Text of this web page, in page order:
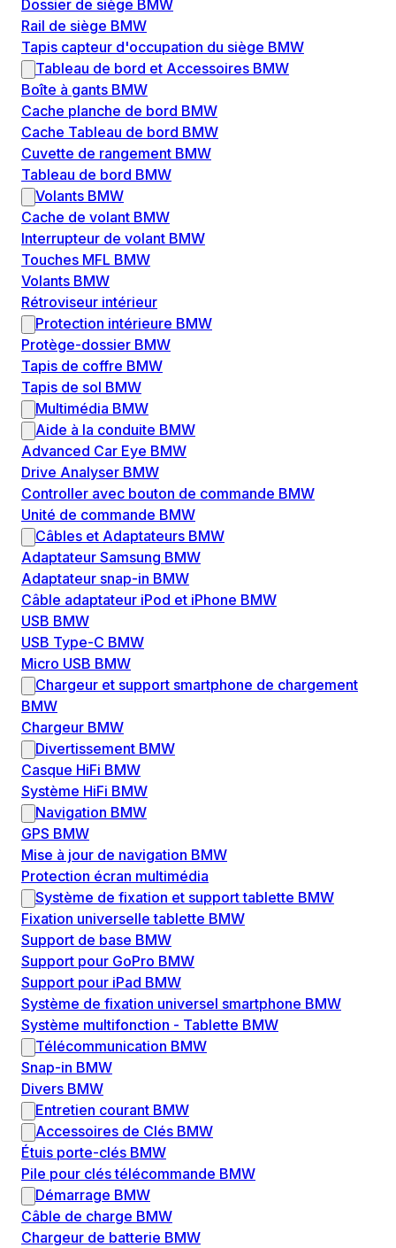
Dossier de siège BMW
Rail de siège BMW
Tapis capteur d'occupation du siège BMW
Tableau de bord et Accessoires BMW
Boîte à gants BMW
Cache planche de bord BMW
Cache Tableau de bord BMW
Cuvette de rangement BMW
Tableau de bord BMW
Volants BMW
Cache de volant BMW
Interrupteur de volant BMW
Touches MFL BMW
Volants BMW
Rétroviseur intérieur
Protection intérieure BMW
Protège-dossier BMW
Tapis de coffre BMW
Tapis de sol BMW
Multimédia BMW
Aide à la conduite BMW
Advanced Car Eye BMW
Drive Analyser BMW
Controller avec bouton de commande BMW
Unité de commande BMW
Câbles et Adaptateurs BMW
Adaptateur Samsung BMW
Adaptateur snap-in BMW
Câble adaptateur iPod et iPhone BMW
USB BMW
USB Type-C BMW
Micro USB BMW
Chargeur et support smartphone de chargement
BMW
Chargeur BMW
Divertissement BMW
Casque HiFi BMW
Système HiFi BMW
Navigation BMW
GPS BMW
Mise à jour de navigation BMW
Protection écran multimédia
Système de fixation et support tablette BMW
Fixation universelle tablette BMW
Support de base BMW
Support pour GoPro BMW
Support pour iPad BMW
Système de fixation universel smartphone BMW
Système multifonction - Tablette BMW
Télécommunication BMW
Snap-in BMW
Divers BMW
Entretien courant BMW
Accessoires de Clés BMW
Étuis porte-clés BMW
Pile pour clés télécommande BMW
Démarrage BMW
Câble de charge BMW
Chargeur de batterie BMW